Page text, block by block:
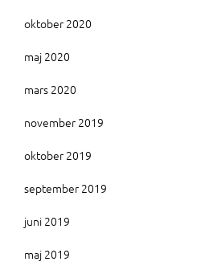
oktober 2020
maj 2020
mars 2020
november 2019
oktober 2019
september 2019
juni 2019
maj 2019